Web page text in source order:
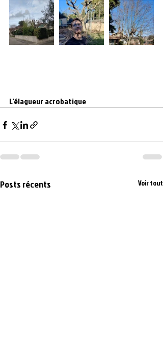
L'élagueur acrobatique
Posts récents Voir tout